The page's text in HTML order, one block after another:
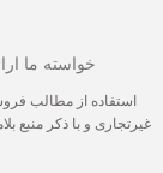
خواسته ما
استفاده از مطالب
غیرتجاری و با ذکر منبع